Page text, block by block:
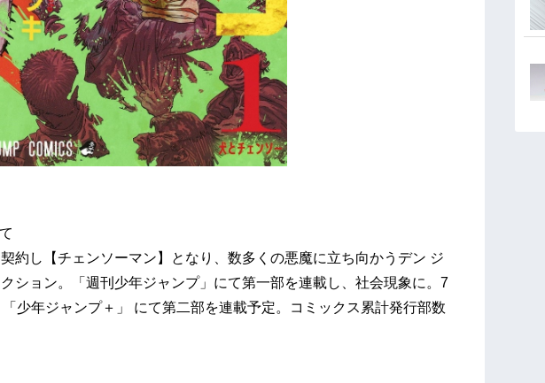
約し【チェンソーマン】となり、数多くの悪魔に⽴ち向かうデン ジ
ション。「週刊少年ジャンプ」にて第⼀部を連載し、社会現象に。7
少年ジャンプ＋」 にて第⼆部を連載予定。コミックス累計発⾏部数